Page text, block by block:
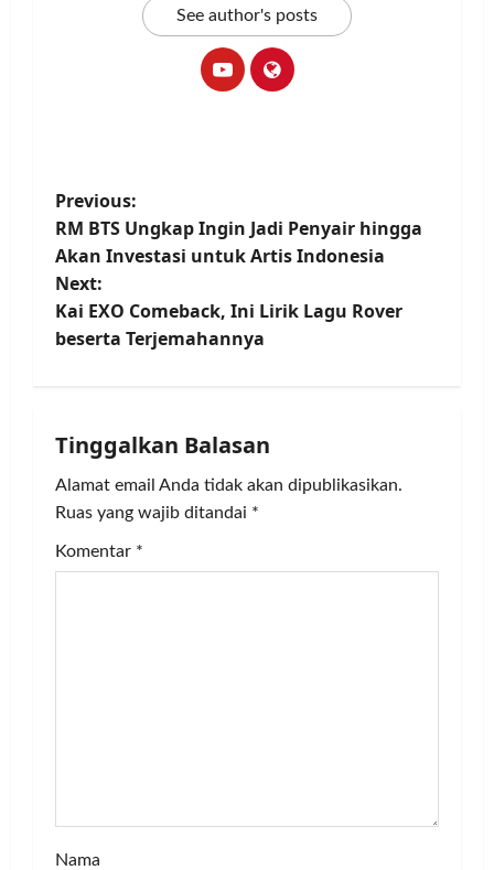
See author's posts
P
o
s
t
a
v
i
g
Previous:
RM BTS Ungkap Ingin Jadi Penyair hingga
Akan Investasi untuk Artis Indonesia
Next:
Kai EXO Comeback, Ini Lirik Lagu Rover
beserta Terjemahannya
Tinggalkan Balasan
Alamat email Anda tidak akan dipublikasikan.
Ruas yang wajib ditandai *
Komentar *
Nama